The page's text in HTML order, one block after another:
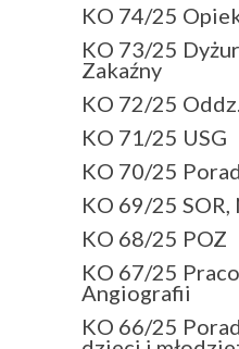
KO 74/25
KO 73/25
Zakaźny
KO 72/25
KO 71/25 USG
KO 70/25
KO 69/25 SOR,
KO 68/25 POZ
KO 67/25
Angiografii
KO 66/25